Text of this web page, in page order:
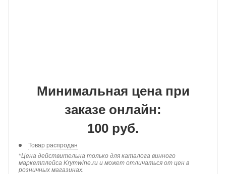
Минимальная цена при
заказе онлайн:
100 руб.
Товар распродан
*Цена действительна только для каталога винного
маркетплейса Krymwine.ru и может отличаться от цен в
розничных магазинах.